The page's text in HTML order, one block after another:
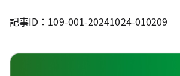
記事ID：109-001-20241024-010209